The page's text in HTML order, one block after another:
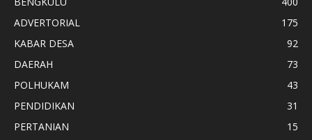
ADVERTORIAL
175
KABAR DESA
92
DAERAH
73
POLHUKAM
43
PENDIDIKAN
31
PERTANIAN
15